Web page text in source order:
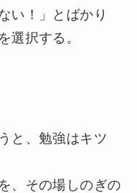
い！」とばかり
選択する。
と、勉強はキツ
、その場しのぎの